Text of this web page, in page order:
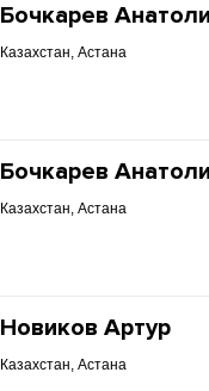
Бочкарев
Казахстан, Астана
Бочкарев
Казахстан, Астана
Новиков Артур
Казахстан, Астана